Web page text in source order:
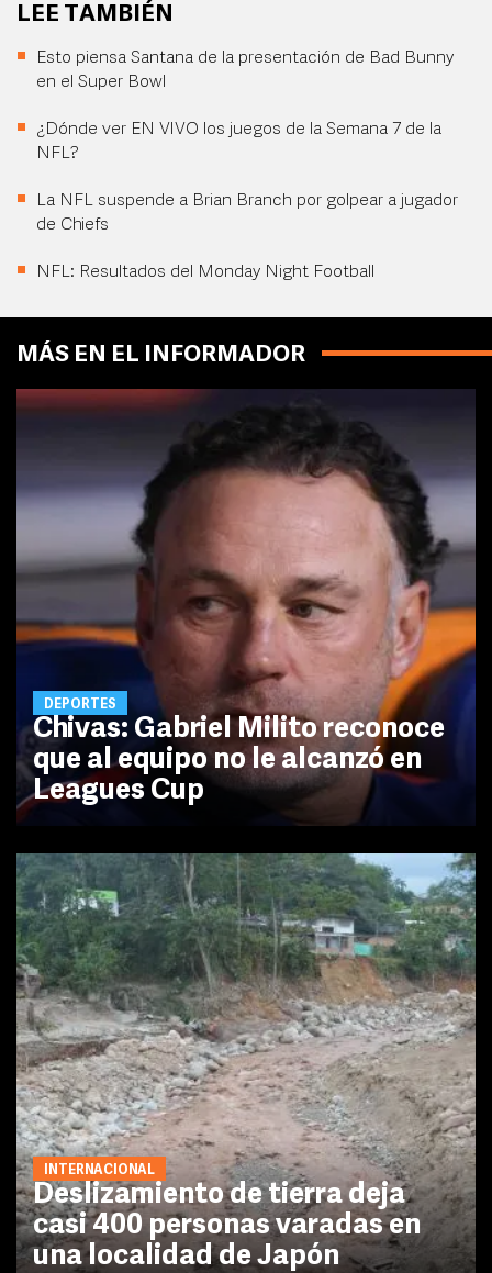
LEE TAMBIÉN
Esto piensa Santana de la presentación de Bad Bunny
en el Super Bowl
¿Dónde ver EN VIVO los juegos de la Semana 7 de la
NFL?
La NFL suspende a Brian Branch por golpear a jugador
de Chiefs
NFL: Resultados del Monday Night Football
MÁS EN EL INFORMADOR
DEPORTES
Chivas: Gabriel Milito reconoce
que al equipo no le alcanzó en
Leagues Cup
INTERNACIONAL
Deslizamiento de tierra deja
casi 400 personas varadas en
una localidad de Japón